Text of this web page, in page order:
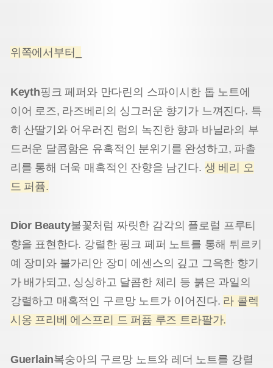
위쪽에서부터_
Keyth핑크 페퍼와 만다린의 스파이시한 톱 노트에
이어 로즈, 라즈베리의 싱그러운 향기가 느껴진다. 특
히 산딸기와 어우러진 럼의 녹진한 향과 바닐라의 부
드러운 달콤함은 유혹적인 분위기를 완성하고, 파촐
리를 통해 더욱 매혹적인 잔향을 남긴다. 생 베리 오
드 퍼퓸.
Dior Beauty불꽃처럼 짜릿한 감각의 플로럴 프루티
향을 표현한다. 강렬한 핑크 페퍼 노트를 통해 튀르키
예 장미와 불가리안 장미 에센스의 깊고 그윽한 향기
가 배가되고, 싱싱하고 달콤한 체리 등 붉은 과일의
강렬하고 매혹적인 구르망 노트가 이어진다. 라 콜렉
시옹 프리베 에스프리 드 퍼퓸 루즈 트라팔가.
Guerlain복숭아의 구르망 노트와 레더 노트를 강렬